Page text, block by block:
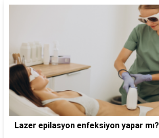
Lazer epilasyon enfeksiyon yapar mı?